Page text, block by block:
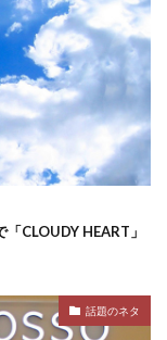
CLOUDY HEART」
話題のネタ